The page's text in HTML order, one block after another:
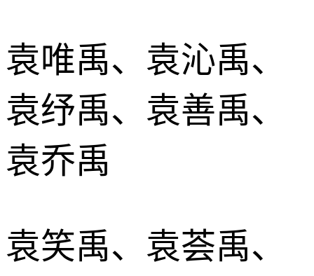
袁唯禹、袁沁禹、
袁纾禹、袁善禹、
袁乔禹
袁笑禹、袁荟禹、